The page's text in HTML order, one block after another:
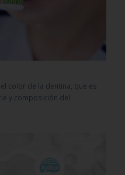
color de la dentina, que es
y composición del